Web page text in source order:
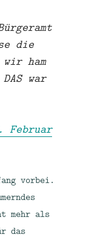
die
ham
war
Februar
vorbei.
mehr als
das